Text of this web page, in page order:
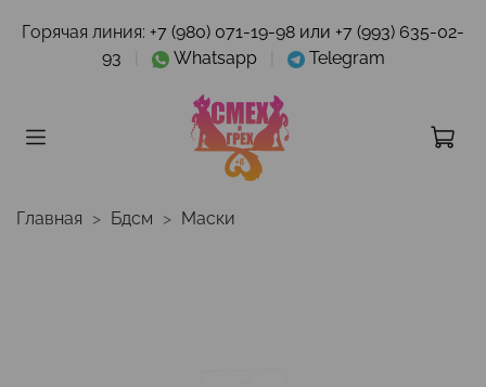
Горячая линия: +7 (980) 071-19-98 или +7 (993) 635-02-
93
Whatsapp Telegram
Главная Бдсм Маски